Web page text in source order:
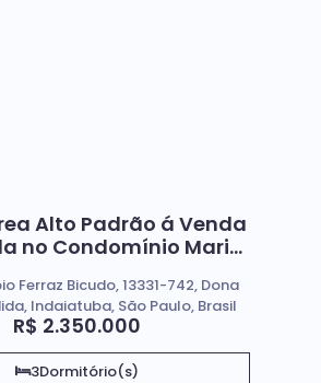
Alto Padrão á Venda
no Condomínio Maria
R$ 2.350.000
Ferraz Bicudo, 13331-742, Dona
Indaiatuba, São Paulo, Brasil
3Dormitório(s)